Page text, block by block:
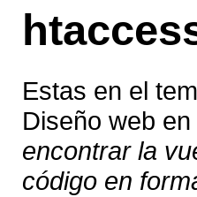
Estas en el
Diseño web
encontrar la
código en